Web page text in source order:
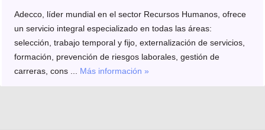
Adecco, líder mundial en el sector Recursos Humanos, ofrece
un servicio integral especializado en todas las áreas:
selección, trabajo temporal y fijo, externalización de servicios,
formación, prevención de riesgos laborales, gestión de
carreras, cons ... Más información »